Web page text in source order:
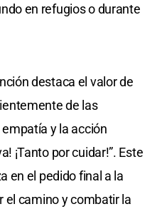
en refugios o durante
destaca el valor de
de las
y la acción
¡Tanto por cuidar!”. Este
en el pedido final a la
el camino y combatir la